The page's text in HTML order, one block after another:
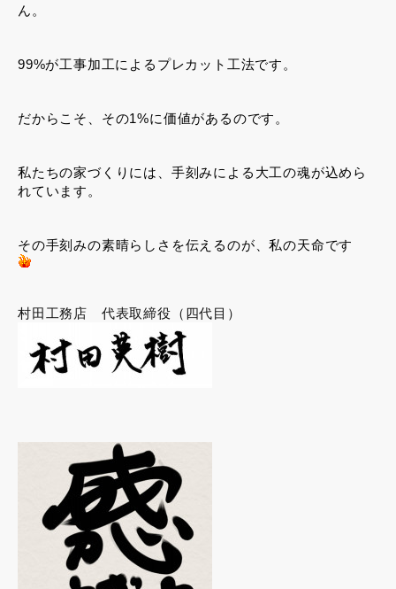
ん。
99%が工事加工によるプレカット工法です。
だからこそ、その1%に価値があるのです。
私たちの家づくりには、手刻みによる大工の魂が込めら
れています。
その手刻みの素晴らしさを伝えるのが、私の天命です
村田工務店 代表取締役（四代目）